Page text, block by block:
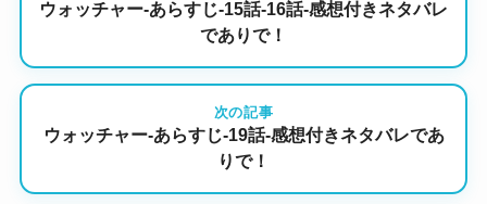
ウォッチャー-あらすじ-15話-16話-感想付きネタバレ
でありで！
次の記事
ウォッチャー-あらすじ-19話-感想付きネタバレであ
りで！